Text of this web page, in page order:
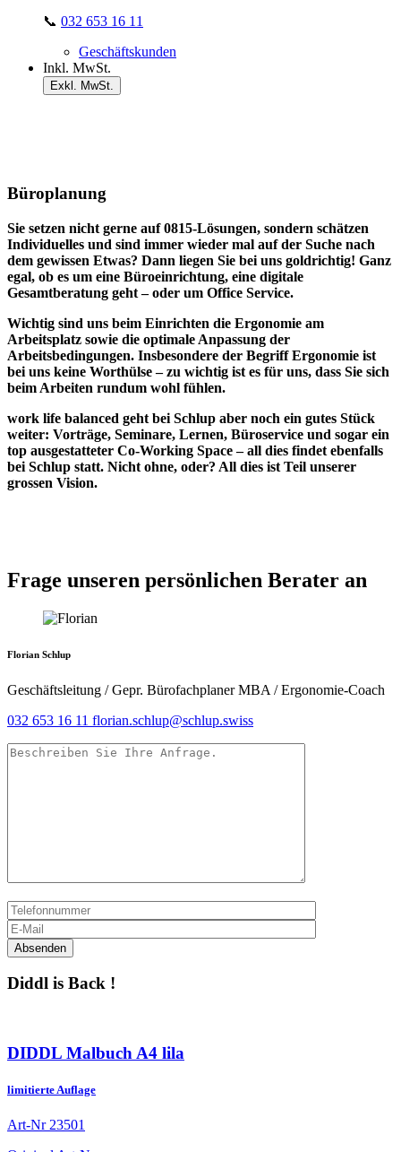
📞 032 653 16 11
Geschäftskunden
Inkl. MwSt.
Exkl. MwSt.
Büroplanung
Sie setzen nicht gerne auf 0815-Lösungen, sondern schätzen
Individuelles und sind immer wieder mal auf der Suche nach
dem gewissen Etwas? Dann liegen Sie bei uns goldrichtig! Ganz
egal, ob es um eine Büroeinrichtung, eine digitale
Gesamtberatung geht – oder um Office Service.
Wichtig sind uns beim Einrichten die Ergonomie am
Arbeitsplatz sowie die optimale Anpassung der
Arbeitsbedingungen. Insbesondere der Begriff Ergonomie ist
bei uns keine Worthülse – zu wichtig ist es für uns, dass Sie sich
beim Arbeiten rundum wohl fühlen.
work life balanced geht bei Schlup aber noch ein gutes Stück
weiter: Vorträge, Seminare, Lernen, Büroservice und sogar ein
top ausgestatteter Co-Working Space – all dies findet ebenfalls
bei Schlup statt. Nicht ohne, oder? All dies ist Teil unserer
grossen Vision.
Frage unseren persönlichen Berater an
Florian Schlup
Geschäftsleitung / Gepr. Bürofachplaner MBA / Ergonomie-Coach
032 653 16 11 florian.schlup@schlup.swiss
Diddl is Back !
DIDDL Malbuch A4 lila
limitierte Auflage
Art-Nr 23501